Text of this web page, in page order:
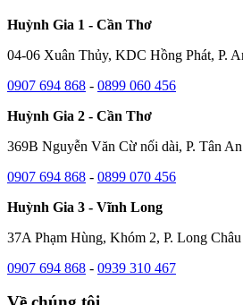
Huỳnh Gia 1 - Cần Thơ
04-06 Xuân Thủy, KDC Hồng Phát, P.
0907 694 868 - 0899 060 456
Huỳnh Gia 2 - Cần Thơ
369B Nguyễn Văn Cừ nối dài, P. Tân
0907 694 868 - 0899 070 456
Huỳnh Gia 3 - Vĩnh Long
37A Phạm Hùng, Khóm 2, P. Long
0907 694 868 - 0939 310 467